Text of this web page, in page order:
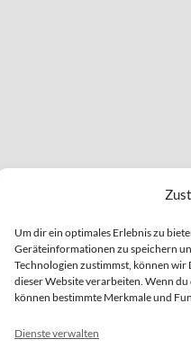
Um dir ein optimales Erlebnis zu
Geräteinformationen zu speichern
Technologien zustimmst, können wir
dieser Website verarbeiten. Wenn
können bestimmte Merkmale und
Dienste verwalten